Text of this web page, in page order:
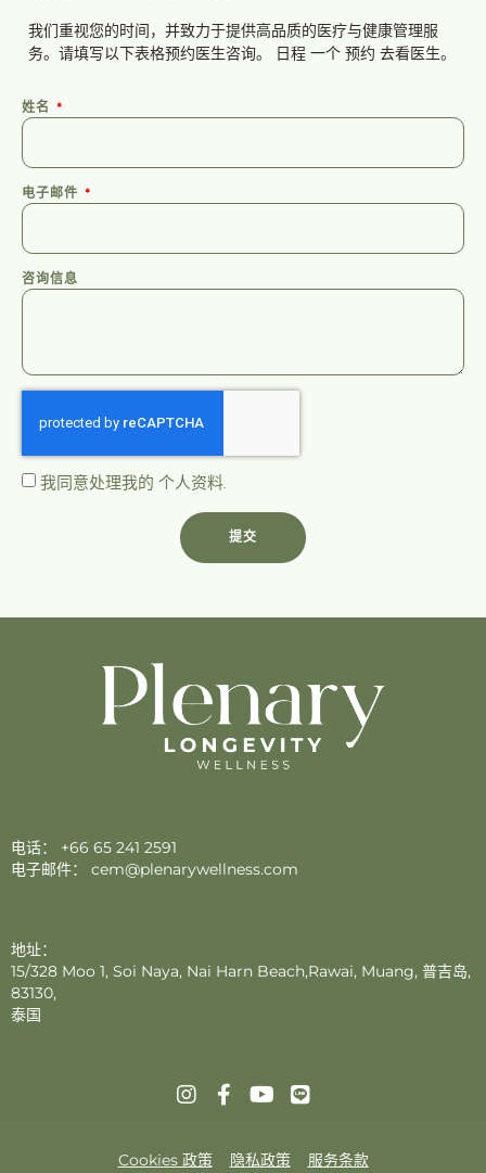
我们重视您的时间，并致力于提供高品质的医疗与健康管理服
务。请填写以下表格预约医生咨询。
日程 一个 预约 去看医生。
姓名
电子邮件
咨询信息
我同意处理我的 个人资料.
提交
电话： +66 65 241 2591
电子邮件： cem@plenarywellness.com
地址：
15/328 Moo 1, Soi Naya, Nai Harn Beach,Rawai, Muang, 普吉岛,
83130,
泰国
Cookies 政策 隐私政策 服务条款